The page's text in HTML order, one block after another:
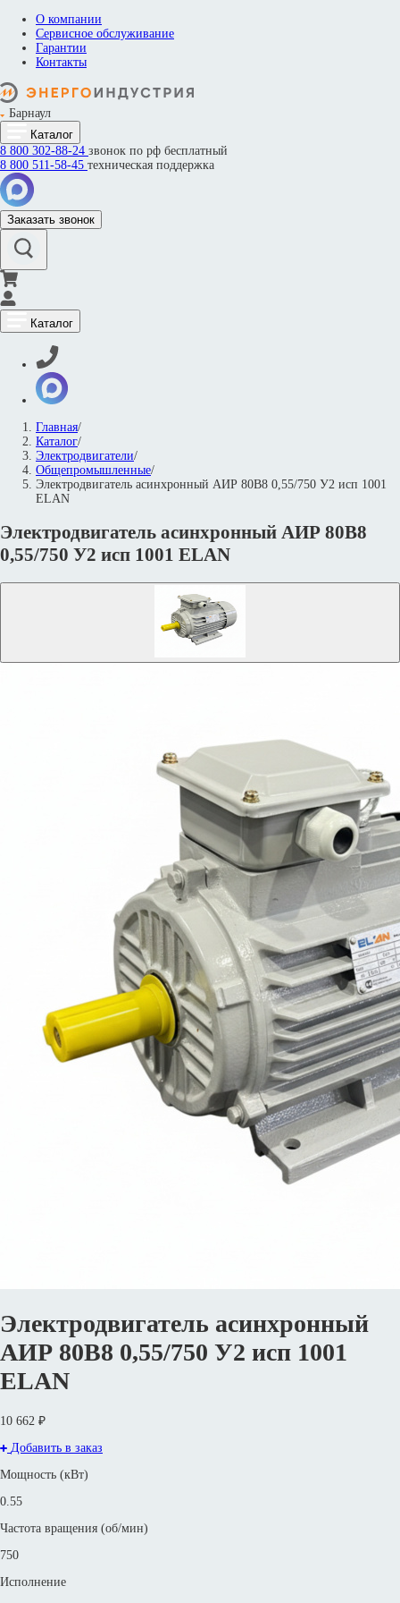
О компании
Сервисное обслуживание
Гарантии
Контакты
Барнаул
Каталог
8 800 302-88-24 звонок по рф бесплатный
8 800 511-58-45 техническая поддержка
Заказать звонок
Каталог
Главная/
Каталог/
Электродвигатели/
Общепромышленные/
Электродвигатель асинхронный АИР 80В8 0,55/750 У2 исп 1001
ELAN
Электродвигатель асинхронный АИР 80В8
0,55/750 У2 исп 1001 ELAN
Электродвигатель асинхронный
АИР 80В8 0,55/750 У2 исп 1001
ELAN
10 662 ₽
Добавить в заказ
Мощность (кВт)
0.55
Частота вращения (об/мин)
750
Исполнение